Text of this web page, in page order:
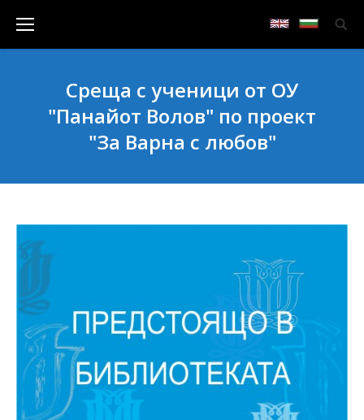
Среща с ученици от ОУ
"Панайот Волов" по проект
"За Варна с любов"